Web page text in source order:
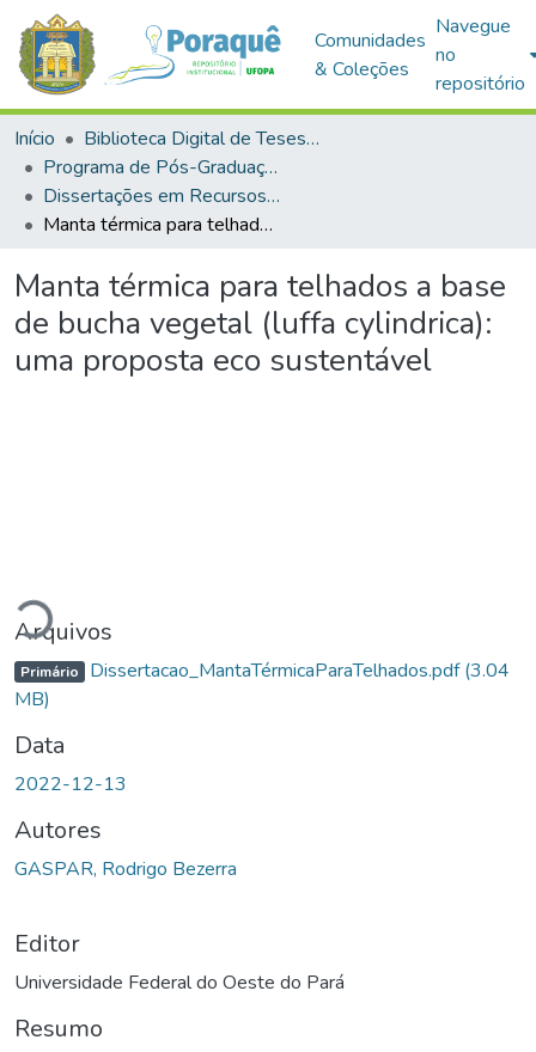
Comunidades
& Coleções
Navegue
no
repositório
Início
Biblioteca Digital de Teses e Dissertações (BDTD)
Programa de Pós-Graduação em Recursos Naturais da Amazônia (PPGRNA)
Dissertações em Recursos Naturais da Amazônia (Mestrado)
Manta térmica para telhados a base de bucha vegetal (luffa cylindrica): uma proposta eco sustentável
Manta térmica para telhados a base
de bucha vegetal (luffa cylindrica):
uma proposta eco sustentável
Carregando...
Arquivos
Primário Dissertacao_MantaTérmicaParaTelhados.pdf(3.04
MB)
Data
2022-12-13
Autores
GASPAR, Rodrigo Bezerra
Editor
Universidade Federal do Oeste do Pará
Resumo